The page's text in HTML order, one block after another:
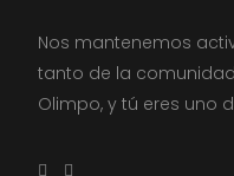
Nos mantenemos
tanto de la
Olimpo, y tú eres uno